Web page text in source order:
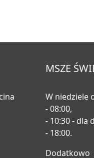
MSZE
W niedziele
- 08:00,
- 10:30 - dla
- 18:00.